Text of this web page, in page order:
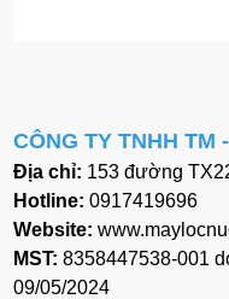
CÔNG TY TNHH TM
Địa chỉ: 153 đường
Hotline:
Website:
MST: 8358447538-001
09/05/2024